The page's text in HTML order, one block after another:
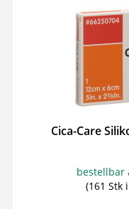
Cica-Care
bestellbar
(161 Stk